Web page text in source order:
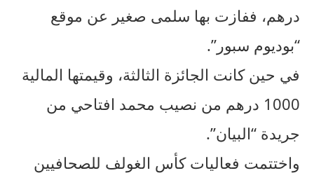
درهم، ففازت بها سلمى صغير عن موقع
“بوديوم سبور”.
في حين كانت الجائزة الثالثة، وقيمتها المالية
1000 درهم من نصيب محمد افتاحي من
جريدة “البيان”.
واختتمت فعاليات كأس الغولف للصحافيين